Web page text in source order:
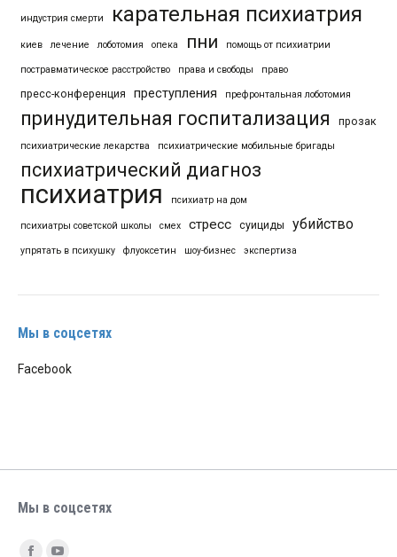
индустрия смерти карательная психиатрия
киев лечение лоботомия опека пни помощь от психиатрии
постравматическое расстройство права и свободы право
пресс-конференция преступления префронтальная лоботомия
принудительная госпитализация прозак
психиатрические лекарства психиатрические мобильные бригады
психиатрический диагноз
психиатрия психиатр на дом
психиатры советской школы смех стресс суициды убийство
упрятать в психушку флуоксетин шоу-бизнес экспертиза
Мы в соцсетях
Facebook
Мы в соцсетях
Найдите нас: